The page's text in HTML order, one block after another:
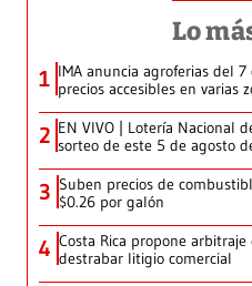
Lo
1 IMA anuncia agroferias del
precios accesibles en varias
2 EN VIVO | Lotería Nacional
sorteo de este 5 de agosto
3 Suben precios de
$0.26 por galón
4 Costa Rica propone
destrabar litigio comercial